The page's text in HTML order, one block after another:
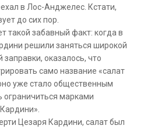
в Лос-Анджелес. Кстати,
до сих пор.
такой забавный факт: когда в
решили заняться широкой
оказалось, что
само название «салат
уже стало общественным
марками
Цезаря Кардини, салат был